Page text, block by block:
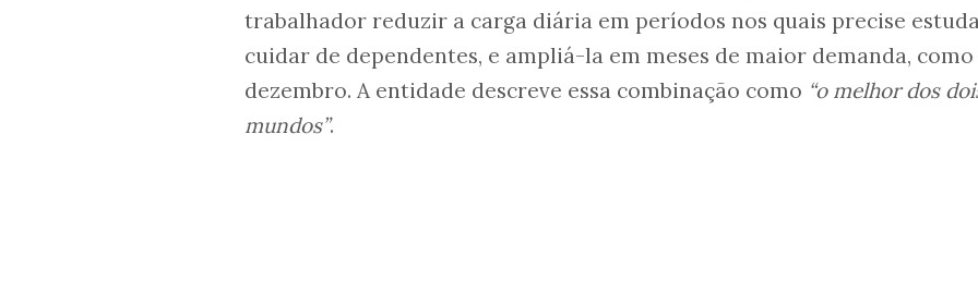
trabalhador reduzir a carga diária em períodos nos quais precise
cuidar de dependentes, e ampliá-la em meses de maior demanda, como
dezembro. A entidade descreve essa combinação como “o melhor dos
mundos”.